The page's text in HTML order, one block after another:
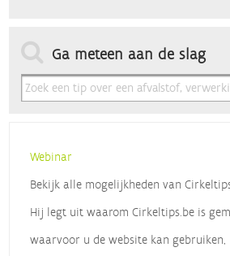
Ga meteen aan de slag
Webinar
Bekijk alle mogelijkheden van
Hij legt uit waarom Cirkeltips.be is
waarvoor u de website kan gebruiken,